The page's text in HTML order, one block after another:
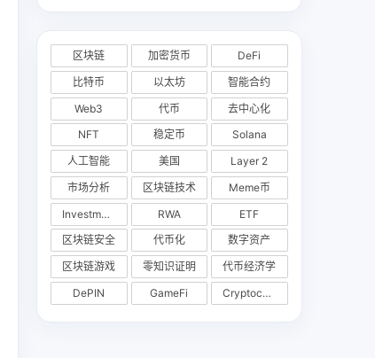
区块链 加密货币
DeFi
比特币
以太坊
智能合约
Web3
代币
去中心化
NFT
稳定币
Solana
人工智能
美国
Layer 2
市场分析
区块链技术
Meme币
Investments
RWA
ETF
区块链安全
代币化
数字资产
区块链游戏
零知识证明
代币经济学
DePIN
GameFi Cryptocurrency Exchange